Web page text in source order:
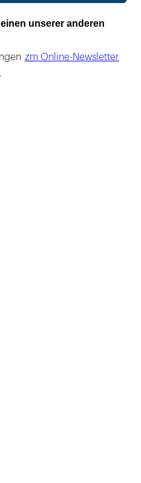
unserer anderen
zm Online-Newsletter
.